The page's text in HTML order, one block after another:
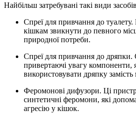
Найбільш затребувані такі види
Спреї для привчання до
кішкам звикнути до певного
природної потреби.
Спреї для привчання до дряпки.
привертаючі увагу компоненти,
використовувати дряпку замість
Феромонові дифузори. Ці
синтетичні феромони, які
агресію у кішок.